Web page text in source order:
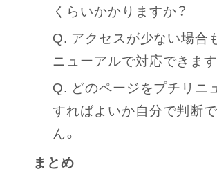
くらいかかりますか？
Q. アクセスが少ない場合
ニューアルで対応できま
Q. どのページをプチリニ
すればよいか自分で判断
ん。
まとめ